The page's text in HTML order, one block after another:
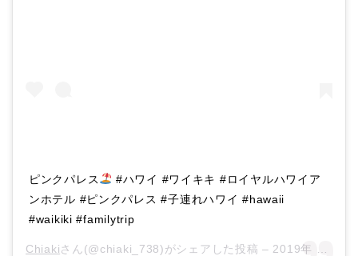
ピンクパレス
#ハワイ #ワイキキ #ロイヤルハワイア
ンホテル #ピンクパレス #子連れハワイ #hawaii
#waikiki #familytrip
Chiakiさん(@chiaki_738)がシェアした投稿 – 2019年 7月月25日午後10時04分PDT